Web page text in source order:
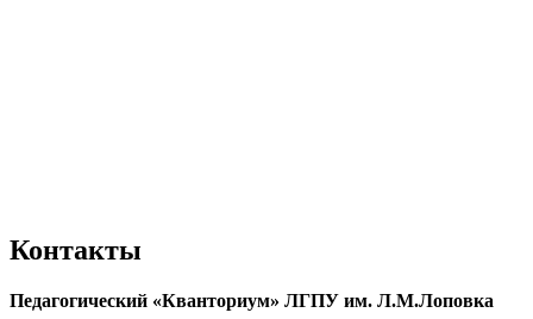
Контакты
Педагогический «Кванториум» ЛГПУ им. Л.М.Лоповка